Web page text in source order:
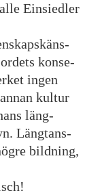
alle Einsiedler
-
ordets konse-
ingen
annan kultur
läng-
. Längtans-
bildning,
!